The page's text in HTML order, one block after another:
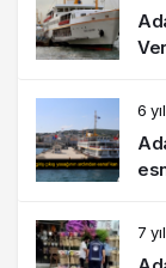
6
7